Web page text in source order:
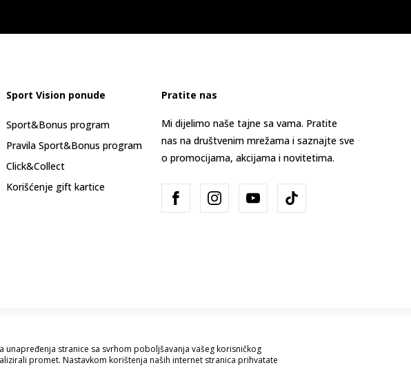
Sport Vision ponude
Sport&Bonus program
Pravila Sport&Bonus program
Click&Collect
Korišćenje gift kartice
Pratite nas
Mi dijelimo naše tajne sa vama. Pratite
nas na društvenim mrežama i saznajte sve
o promocijama, akcijama i novitetima.
garantovati da su sve informacije kompletne i bez grešaka.
stranice sa svrhom poboljšavanja vašeg korisničkog
promet. Nastavkom korištenja naših internet stranica prihvatate